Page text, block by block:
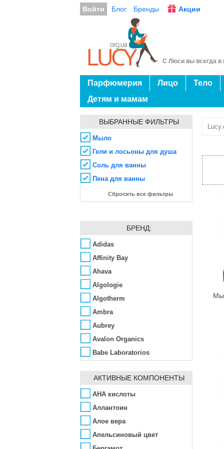
Войти Блог Бренды Акции
С Люси вы всегда в
Парфюмерия Лицо Тело
Детям и мамам
ВЫБРАННЫЕ ФИЛЬТРЫ
Мыло
Гели и лосьоны для душа
Соль для ванны
Пена для ванны
Сбросить все фильтры
БРЕНД:
Adidas
Affinity Bay
Ahava
Algologie
Algotherm
Ambra
Aubrey
Avalon Organics
Babe Laboratorios
Barex
Bema
Bentley
Bentley Organic
Benton
Bio-Logical
АКТИВНЫЕ КОМПОНЕНТЫ
AHA кислоты
Аллантоин
Алое вера
Апельсиновый цвет